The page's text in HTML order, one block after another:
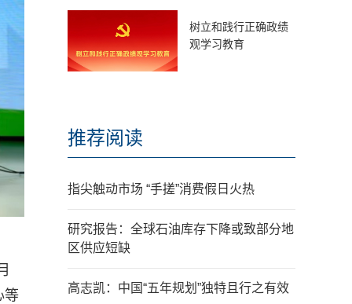
等
树立和践行正确政绩
观学习教育
推荐阅读
指尖触动市场 “手搓”消费假日火热
研究报告：全球石油库存下降或致部分地
区供应短缺
高志凯：中国“五年规划”独特且行之有效